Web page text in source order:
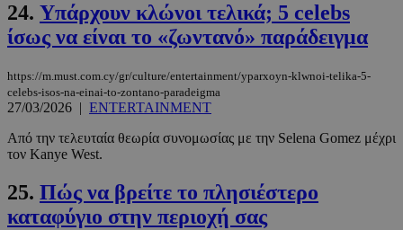
24. Υπάρχουν κλώνοι τελικά; 5 celebs
ίσως να είναι το «ζωντανό» παράδειγμα
https://m.must.com.cy/gr/culture/entertainment/yparxoyn-klwnoi-telika-5-
celebs-isos-na-einai-to-zontano-paradeigma
27/03/2026 | ENTERTAINMENT
Από την τελευταία θεωρία συνομωσίας με την Selena Gomez μέχρι
τον Kanye West.
25. Πώς να βρείτε το πλησιέστερο
καταφύγιο στην περιοχή σας
adserver.com